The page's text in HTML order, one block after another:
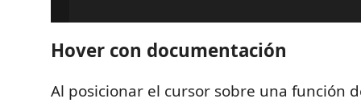
Hover con documentación
Al posicionar el cursor sobre una función